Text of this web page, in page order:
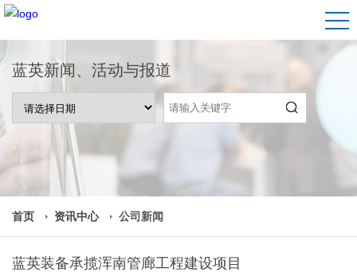
蓝英新闻、活动与报道
首页 资讯中心 公司新闻
蓝英装备承揽浑南管廊工程建设项目